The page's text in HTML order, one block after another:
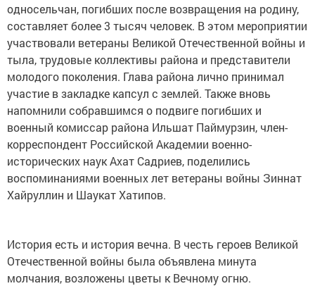
односельчан, погибших после возвращения на родину,
составляет более 3 тысяч человек. В этом мероприятии
участвовали ветераны Великой Отечественной войны и
тыла, трудовые коллективы района и представители
молодого поколения. Глава района лично принимал
участие в закладке капсул с землей. Также вновь
напомнили собравшимся о подвиге погибших и
военный комиссар района Ильшат Паймурзин, член-
корреспондент Российской Академии военно-
исторических наук Ахат Садриев, поделились
воспоминаниями военных лет ветераны войны Зиннат
Хайруллин и Шаукат Хатипов.
История есть и история вечна. В честь героев Великой
Отечественной войны была объявлена минута
молчания, возложены цветы к Вечному огню.